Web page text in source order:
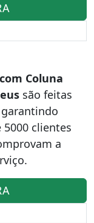
Coluna
são feitas
clientes
a